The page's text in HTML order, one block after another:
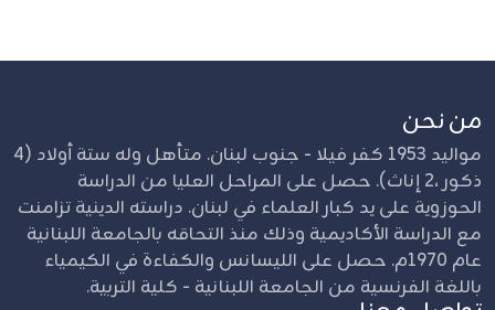
من نحن
مواليد 1953 كفر فيلا - جنوب لبنان. متأهل وله ستة أولاد (4
ذكور ،2 إناث). حصل على المراحل العليا من الدراسة
الحوزوية على يد كبار العلماء في لبنان. دراسته الدينية تزامنت
مع الدراسة الأكاديمية وذلك منذ التحاقه بالجامعة اللبنانية
عام 1970م. حصل على الليسانس والكفاءة في الكيمياء
باللغة الفرنسية من الجامعة اللبنانية - كلية التربية.